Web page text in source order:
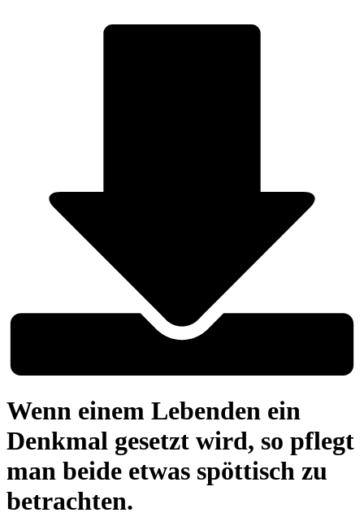
Wenn einem Lebenden ein
Denkmal gesetzt wird, so pflegt
man beide etwas spöttisch zu
betrachten.